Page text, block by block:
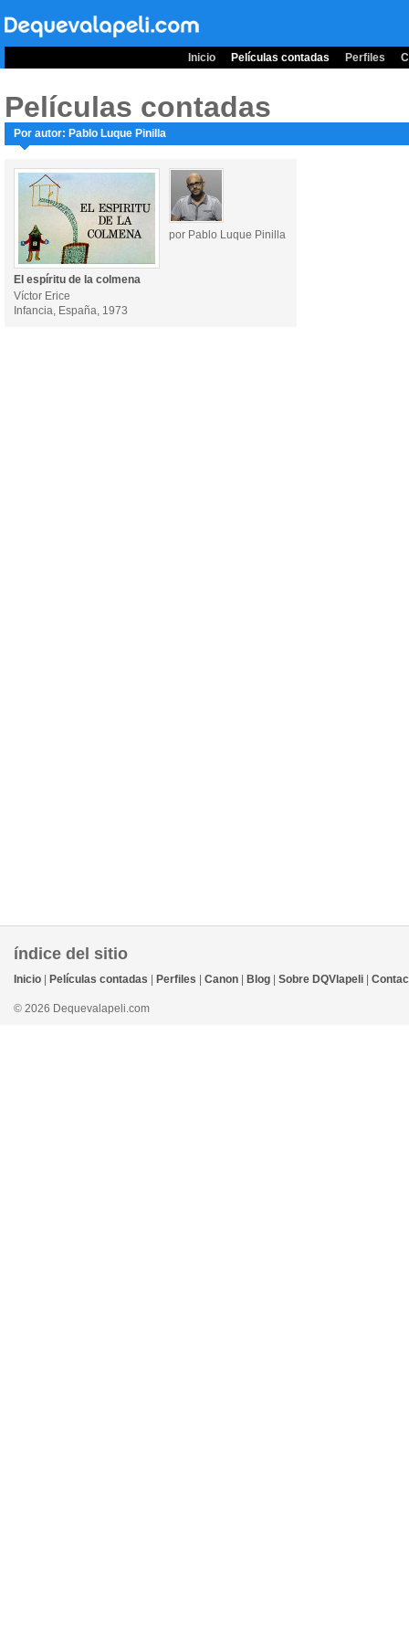
Inicio Películas contadas Perfiles
Películas contadas
Por autor: Pablo Luque Pinilla
por Pablo Luque Pinilla
El espíritu de la colmena
Víctor Erice
Infancia, España, 1973
índice del sitio
Inicio Películas contadas Perfiles Canon Blog Sobre DQVlapeli
© 2026 Dequevalapeli.com